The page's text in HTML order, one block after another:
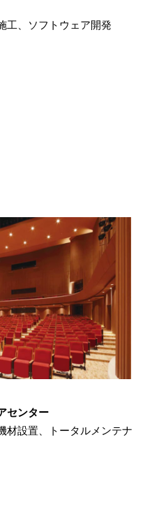
工、ソフトウェア開発
センター
材設置、トータルメンテナ